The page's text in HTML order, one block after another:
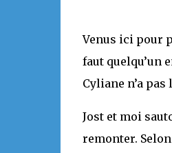
Venus ici pour
faut quelqu’un
Cyliane n’a
Jost et moi
remonter.